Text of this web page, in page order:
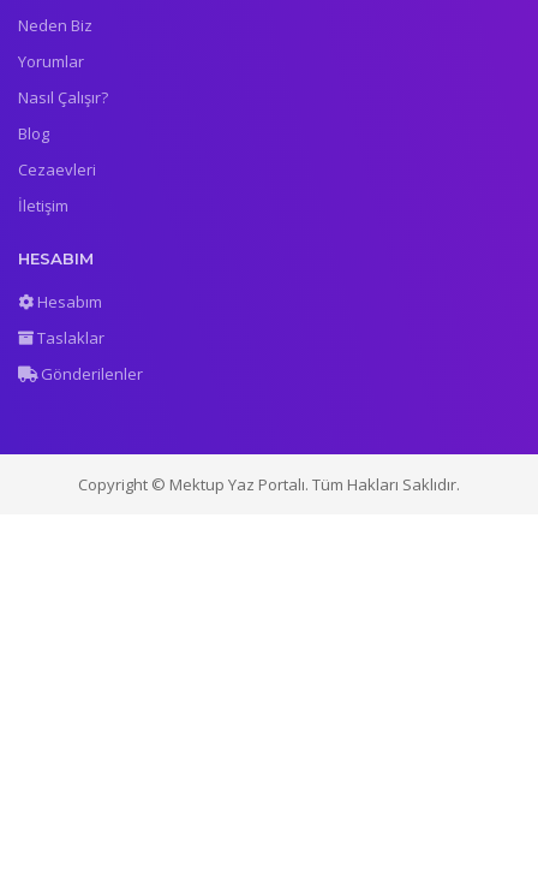
Neden Biz
Yorumlar
Nasıl Çalışır?
Blog
Cezaevleri
İletişim
HESABIM
Hesabım
Taslaklar
Gönderilenler
Copyright © Mektup Yaz Portalı. Tüm Hakları Saklıdır.